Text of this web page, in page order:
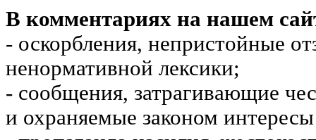
В комментариях на нашем
- оскорбления, непристойные
ненормативной лексики;
- сообщения, затрагивающие
и охраняемые законом